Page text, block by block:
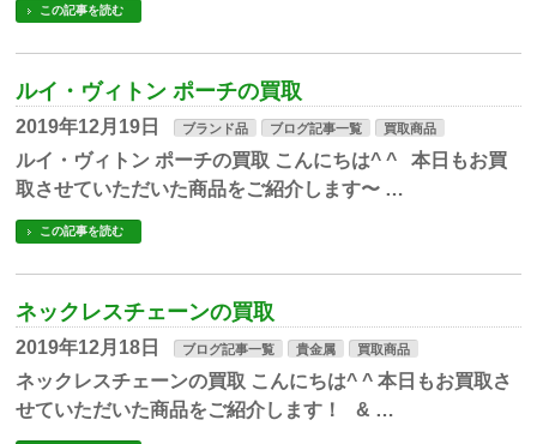
この記事を読む
ルイ・ヴィトン ポーチの買取
2019年12月19日 ブランド品 ブログ記事一覧 買取商品
ルイ・ヴィトン ポーチの買取 こんにちは^ ^ 本日もお買
取させていただいた商品をご紹介します〜 …
この記事を読む
ネックレスチェーンの買取
2019年12月18日 ブログ記事一覧 貴金属 買取商品
ネックレスチェーンの買取 こんにちは^ ^ 本日もお買取さ
せていただいた商品をご紹介します！ & …